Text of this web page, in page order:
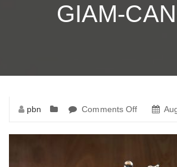
GIAM-
pbn Comments Off
tra-
giam-